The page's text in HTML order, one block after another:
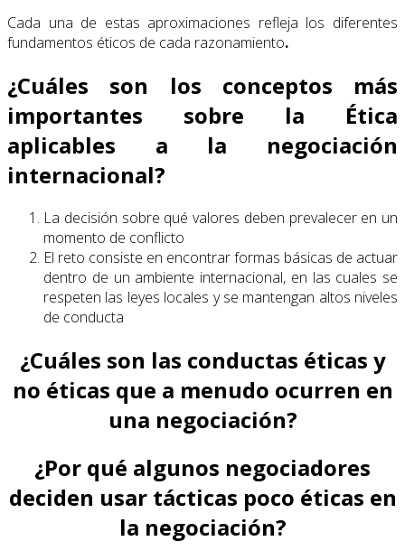
Cada una de estas aproximaciones refleja los diferentes
fundamentos éticos de cada razonamiento.
¿Cuáles son los conceptos más
importantes sobre la Ética
aplicables a la negociación
internacional?
La decisión sobre qué valores deben prevalecer en un
momento de conflicto
El reto consiste en encontrar formas básicas de actuar
dentro de un ambiente internacional, en las cuales se
respeten las leyes locales y se mantengan altos niveles
de conducta
¿Cuáles son las conductas éticas y
no éticas que a menudo ocurren en
una negociación?
¿Por qué algunos negociadores
deciden usar tácticas poco éticas en
la negociación?